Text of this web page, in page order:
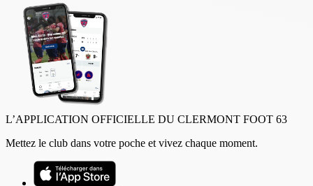
L’APPLICATION OFFICIELLE DU CLERMONT FOOT 63
Mettez le club dans votre poche et vivez chaque moment.